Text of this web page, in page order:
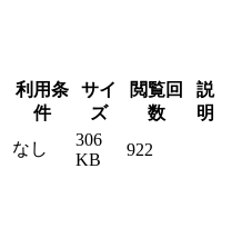
利用条
件
サイ
ズ
閲覧回
数
説
明
なし
306
KB
922